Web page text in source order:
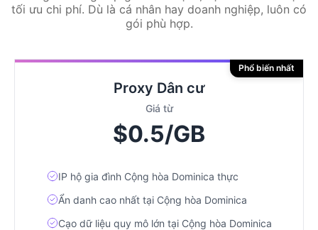
tối ưu chi phí. Dù là cá nhân hay doanh nghiệp, luôn có
gói phù hợp.
Proxy Dân cư
Giá từ
$0.5/GB
IP hộ gia đình Cộng hòa Dominica thực
Ẩn danh cao nhất tại Cộng hòa Dominica
Cạo dữ liệu quy mô lớn tại Cộng hòa Dominica
Phổ biến nhất